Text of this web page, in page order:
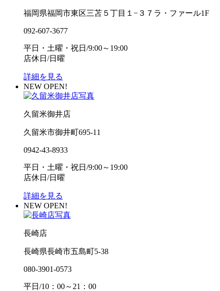
福岡県福岡市東区三苫５丁目１−３７ラ・ファール1F
092-607-3677
平日・土曜・祝日/9:00～19:00
店休日/日曜
詳細を見る
NEW OPEN!
久留米御井店
久留米市御井町695-11
0942-43-8933
平日・土曜・祝日/9:00～19:00
店休日/日曜
詳細を見る
NEW OPEN!
長崎店
長崎県長崎市五島町5-38
080-3901-0573
平日/10：00～21：00